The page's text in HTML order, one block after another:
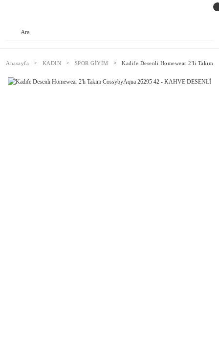
Anasayfa KADIN SPOR GİYİM Kadife Desenli Homewear 2'li Takım